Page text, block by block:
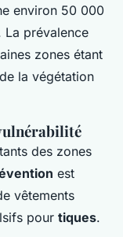
environ 50 000
La prévalence
zones étant
la végétation
des zones
est
vêtements
pour tiques.